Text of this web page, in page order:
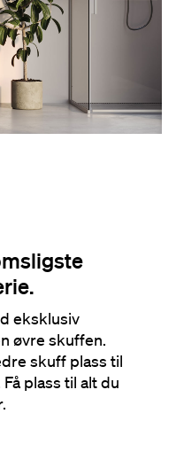
eksklusiv
øvre skuffen.
skuff plass til
plass til alt du